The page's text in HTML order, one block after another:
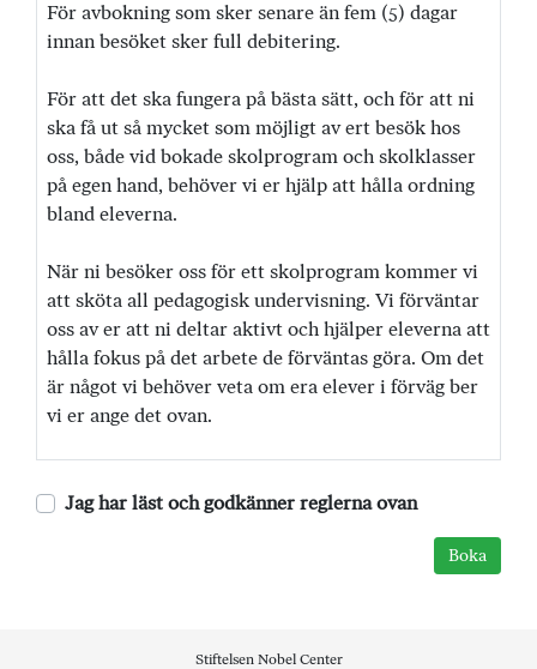
För avbokning som sker senare än fem (5) dagar
innan besöket sker full debitering.
För att det ska fungera på bästa sätt, och för att ni
ska få ut så mycket som möjligt av ert besök hos
oss, både vid bokade skolprogram och skolklasser
på egen hand, behöver vi er hjälp att hålla ordning
bland eleverna.
När ni besöker oss för ett skolprogram kommer vi
att sköta all pedagogisk undervisning. Vi förväntar
oss av er att ni deltar aktivt och hjälper eleverna att
hålla fokus på det arbete de förväntas göra. Om det
är något vi behöver veta om era elever i förväg ber
vi er ange det ovan.
Jag har läst och godkänner reglerna ovan
Stiftelsen Nobel Center